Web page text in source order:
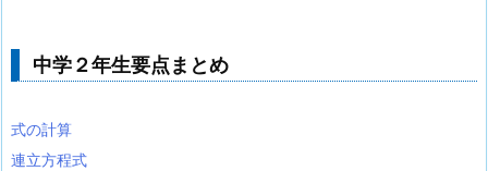
中学２年生要点まとめ
式の計算
連立方程式